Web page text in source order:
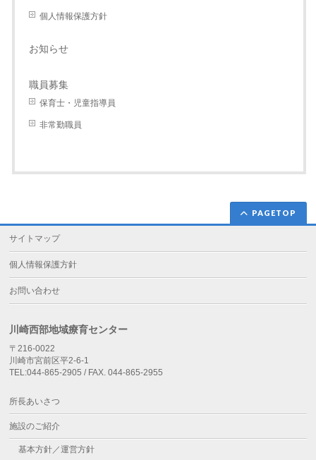
個人情報保護方針
お知らせ
職員募集
保育士・児童指導員
非常勤職員
PAGETOP
サイトマップ
個人情報保護方針
お問い合わせ
川崎西部地域療育センター
〒216-0022
川崎市宮前区平2-6-1
TEL:044-865-2905 / FAX. 044-865-2955
所長あいさつ
施設のご紹介
基本方針／運営方針